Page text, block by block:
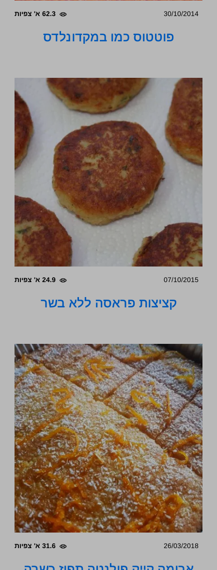
30/10/2014 62.3 א' צפיות
פוטטוס כמו במקדונלדס
07/10/2015 24.9 א' צפיות
קציצות פראסה ללא בשר
26/03/2018 31.6 א' צפיות